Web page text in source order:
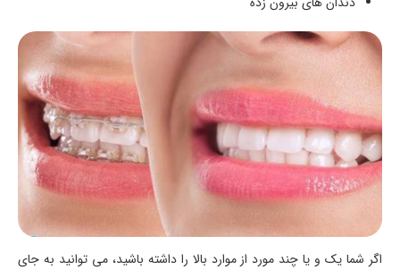
اگر شما یک و یا چند مورد از موارد بالا را داشته باشید، می توانید به جای